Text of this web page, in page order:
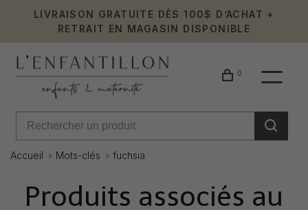
LIVRAISON GRATUITE DÈS 100$ D’ACHAT +
RETRAIT EN MAGASIN DISPONIBLE
0
Accueil Mots-clés fuchsia
Produits associés au